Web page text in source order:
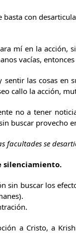
basta con
mí en la acción,
vacías,
sentir las cosas en
callo la acción,
no a tener
buscar provecho
facultades se
silenciamiento.
sin buscar los
a Cristo, a